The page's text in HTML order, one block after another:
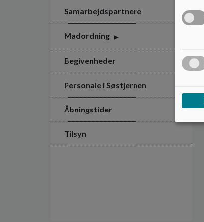
Samarbejdspartnere
Madordning
Begivenheder
Personale i Søstjernen
Åbningstider
Tilsyn